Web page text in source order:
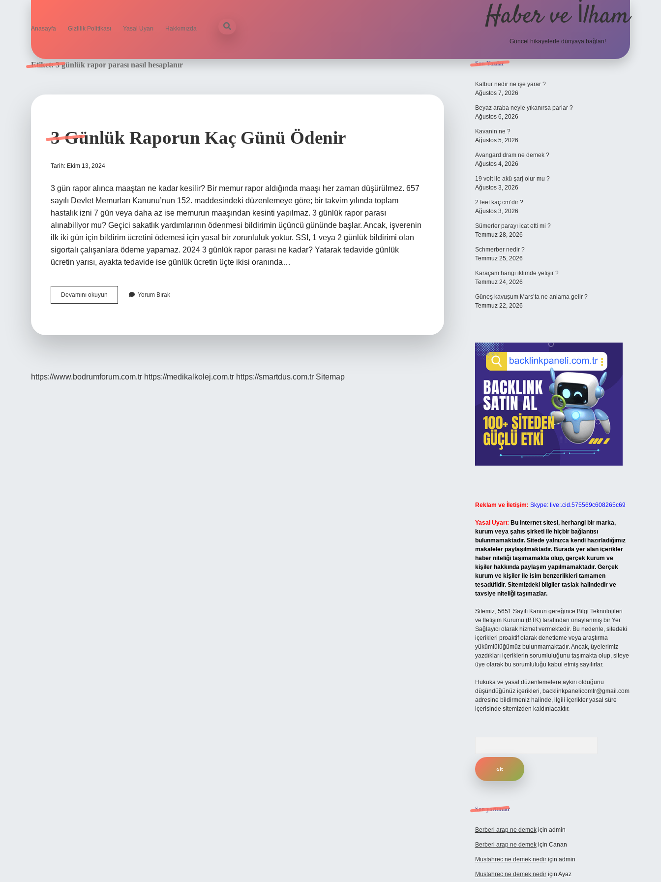
Anasayfa Gizlilik Politikası Yasal Uyarı Hakkımızda Haber ve İlham
Güncel hikayelerle dünyaya bağlan!
Etiket:3 günlük rapor parası nasıl hesaplanır
3 Günlük Raporun Kaç Günü Ödenir
Tarih: Ekim 13, 2024
3 gün rapor alınca maaştan ne kadar kesilir? Bir memur rapor aldığında maaşı her zaman düşürülmez. 657
sayılı Devlet Memurları Kanunu’nun 152. maddesindeki düzenlemeye göre; bir takvim yılında toplam
hastalık izni 7 gün veya daha az ise memurun maaşından kesinti yapılmaz. 3 günlük rapor parası
alınabiliyor mu? Geçici sakatlık yardımlarının ödenmesi bildirimin üçüncü gününde başlar. Ancak, işverenin
ilk iki gün için bildirim ücretini ödemesi için yasal bir zorunluluk yoktur. SSI, 1 veya 2 günlük bildirimi olan
sigortalı çalışanlara ödeme yapamaz. 2024 3 günlük rapor parası ne kadar? Yatarak tedavide günlük
ücretin yarısı, ayakta tedavide ise günlük ücretin üçte ikisi oranında…
Devamını okuyun
Günlük
Yorum Bırak
https://www.bodrumforum.com.tr https://medikalkolej.com.tr https://smartdus.com.tr Sitemap
Sidebar
Son Yazılar
Kalbur nedir ne işe yarar ?
Ağustos 7, 2026
Beyaz araba neyle yıkanırsa parlar ?
Ağustos 6, 2026
Kavanin ne ?
Ağustos 5, 2026
Avangard dram ne demek ?
Ağustos 4, 2026
19 volt ile akü şarj olur mu ?
Ağustos 3, 2026
2 feet kaç cm’dir ?
Ağustos 3, 2026
Sümerler parayı icat etti mi ?
Temmuz 28, 2026
Schmerber nedir ?
Temmuz 25, 2026
Karaçam hangi iklimde yetişir ?
Temmuz 24, 2026
Güneş kavuşum Mars’ta ne anlama gelir ?
Temmuz 22, 2026
Reklam ve İletişim: Skype: live:.cid.575569c608265c69
Yasal Uyarı: Bu internet sitesi, herhangi bir marka,
kurum veya şahıs şirketi ile hiçbir bağlantısı
bulunmamaktadır. Sitede yalnızca kendi hazırladığımız
makaleler paylaşılmaktadır. Burada yer alan içerikler
haber niteliği taşımamakta olup, gerçek kurum ve
kişiler hakkında paylaşım yapılmamaktadır. Gerçek
kurum ve kişiler ile isim benzerlikleri tamamen
tesadüfidir. Sitemizdeki bilgiler taslak halindedir ve
tavsiye niteliği taşımazlar.
Sitemiz, 5651 Sayılı Kanun gereğince Bilgi Teknolojileri
ve İletişim Kurumu (BTK) tarafından onaylanmış bir Yer
Sağlayıcı olarak hizmet vermektedir. Bu nedenle, sitedeki
içerikleri proaktif olarak denetleme veya araştırma
yükümlülüğümüz bulunmamaktadır. Ancak, üyelerimiz
yazdıkları içeriklerin sorumluluğunu taşımakta olup, siteye
üye olarak bu sorumluluğu kabul etmiş sayılırlar.
Hukuka ve yasal düzenlemelere aykırı olduğunu
düşündüğünüz içerikleri, backlinkpanelicomtr@gmail.com
adresine bildirmeniz halinde, ilgili içerikler yasal süre
içerisinde sitemizden kaldırılacaktır.
Son yorumlar
Berberi arap ne demekiçin admin
Berberi arap ne demekiçin Canan
Mustahrec ne demek nediriçin admin
Mustahrec ne demek nediriçin Ayaz